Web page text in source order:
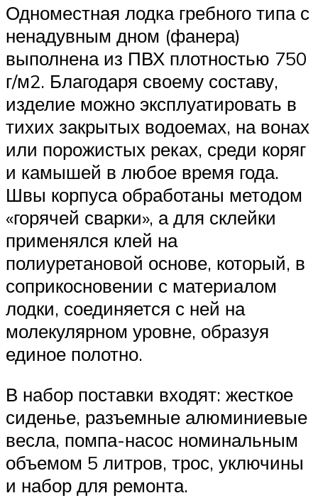
Одноместная лодка гребного типа с
ненадувным дном (фанера)
выполнена из ПВХ плотностью 750
г/м2. Благодаря своему составу,
изделие можно эксплуатировать в
тихих закрытых водоемах, на вонах
или порожистых реках, среди коряг
и камышей в любое время года.
Швы корпуса обработаны методом
«горячей сварки», а для склейки
применялся клей на
полиуретановой основе, который, в
соприкосновении с материалом
лодки, соединяется с ней на
молекулярном уровне, образуя
единое полотно.
В набор поставки входят: жесткое
сиденье, разъемные алюминиевые
весла, помпа-насос номинальным
объемом 5 литров, трос, уключины
и набор для ремонта.